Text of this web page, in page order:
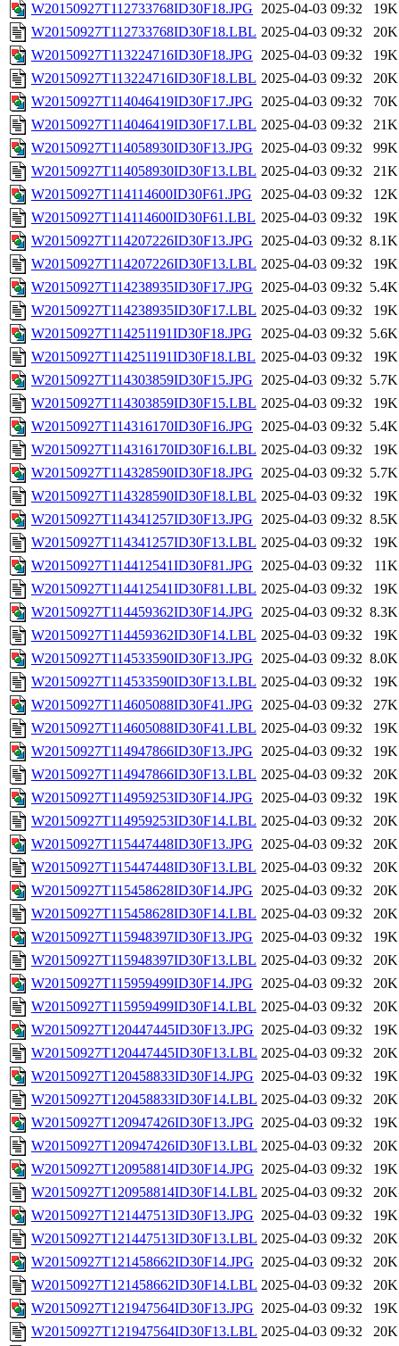
W20150927T112733768ID30F18.JPG 2025-04-03 09:32
19K
W20150927T112733768ID30F18.LBL 2025-04-03 09:32
20K
W20150927T113224716ID30F18.JPG 2025-04-03 09:32
19K
W20150927T113224716ID30F18.LBL 2025-04-03 09:32
20K
W20150927T114046419ID30F17.JPG 2025-04-03 09:32
70K
W20150927T114046419ID30F17.LBL 2025-04-03 09:32
21K
W20150927T114058930ID30F13.JPG 2025-04-03 09:32
99K
W20150927T114058930ID30F13.LBL 2025-04-03 09:32
21K
W20150927T114114600ID30F61.JPG
2025-04-03 09:32
12K
W20150927T114114600ID30F61.LBL 2025-04-03 09:32
19K
W20150927T114207226ID30F13.JPG 2025-04-03 09:32 8.1K
W20150927T114207226ID30F13.LBL 2025-04-03 09:32
19K
W20150927T114238935ID30F17.JPG 2025-04-03 09:32 5.4K
W20150927T114238935ID30F17.LBL 2025-04-03 09:32
19K
W20150927T114251191ID30F18.JPG
2025-04-03 09:32 5.6K
W20150927T114251191ID30F18.LBL 2025-04-03 09:32
19K
W20150927T114303859ID30F15.JPG 2025-04-03 09:32 5.7K
W20150927T114303859ID30F15.LBL 2025-04-03 09:32
19K
W20150927T114316170ID30F16.JPG 2025-04-03 09:32 5.4K
W20150927T114316170ID30F16.LBL 2025-04-03 09:32
19K
W20150927T114328590ID30F18.JPG 2025-04-03 09:32 5.7K
W20150927T114328590ID30F18.LBL 2025-04-03 09:32
19K
W20150927T114341257ID30F13.JPG 2025-04-03 09:32 8.5K
W20150927T114341257ID30F13.LBL 2025-04-03 09:32
19K
W20150927T114412541ID30F81.JPG 2025-04-03 09:32
11K
W20150927T114412541ID30F81.LBL 2025-04-03 09:32
19K
W20150927T114459362ID30F14.JPG 2025-04-03 09:32 8.3K
W20150927T114459362ID30F14.LBL 2025-04-03 09:32
19K
W20150927T114533590ID30F13.JPG 2025-04-03 09:32 8.0K
W20150927T114533590ID30F13.LBL 2025-04-03 09:32
19K
W20150927T114605088ID30F41.JPG 2025-04-03 09:32
27K
W20150927T114605088ID30F41.LBL 2025-04-03 09:32
19K
W20150927T114947866ID30F13.JPG 2025-04-03 09:32
19K
W20150927T114947866ID30F13.LBL 2025-04-03 09:32
20K
W20150927T114959253ID30F14.JPG 2025-04-03 09:32
19K
W20150927T114959253ID30F14.LBL 2025-04-03 09:32
20K
W20150927T115447448ID30F13.JPG 2025-04-03 09:32
20K
W20150927T115447448ID30F13.LBL 2025-04-03 09:32
20K
W20150927T115458628ID30F14.JPG 2025-04-03 09:32
20K
W20150927T115458628ID30F14.LBL 2025-04-03 09:32
20K
W20150927T115948397ID30F13.JPG 2025-04-03 09:32
19K
W20150927T115948397ID30F13.LBL 2025-04-03 09:32
20K
W20150927T115959499ID30F14.JPG 2025-04-03 09:32
20K
W20150927T115959499ID30F14.LBL 2025-04-03 09:32
20K
W20150927T120447445ID30F13.JPG 2025-04-03 09:32
19K
W20150927T120447445ID30F13.LBL 2025-04-03 09:32
20K
W20150927T120458833ID30F14.JPG 2025-04-03 09:32
19K
W20150927T120458833ID30F14.LBL 2025-04-03 09:32
20K
W20150927T120947426ID30F13.JPG 2025-04-03 09:32
19K
W20150927T120947426ID30F13.LBL 2025-04-03 09:32
20K
W20150927T120958814ID30F14.JPG 2025-04-03 09:32
19K
W20150927T120958814ID30F14.LBL 2025-04-03 09:32
20K
W20150927T121447513ID30F13.JPG 2025-04-03 09:32
19K
W20150927T121447513ID30F13.LBL 2025-04-03 09:32
20K
W20150927T121458662ID30F14.JPG 2025-04-03 09:32
20K
W20150927T121458662ID30F14.LBL 2025-04-03 09:32
20K
W20150927T121947564ID30F13.JPG 2025-04-03 09:32
19K
W20150927T121947564ID30F13.LBL 2025-04-03 09:32 20K